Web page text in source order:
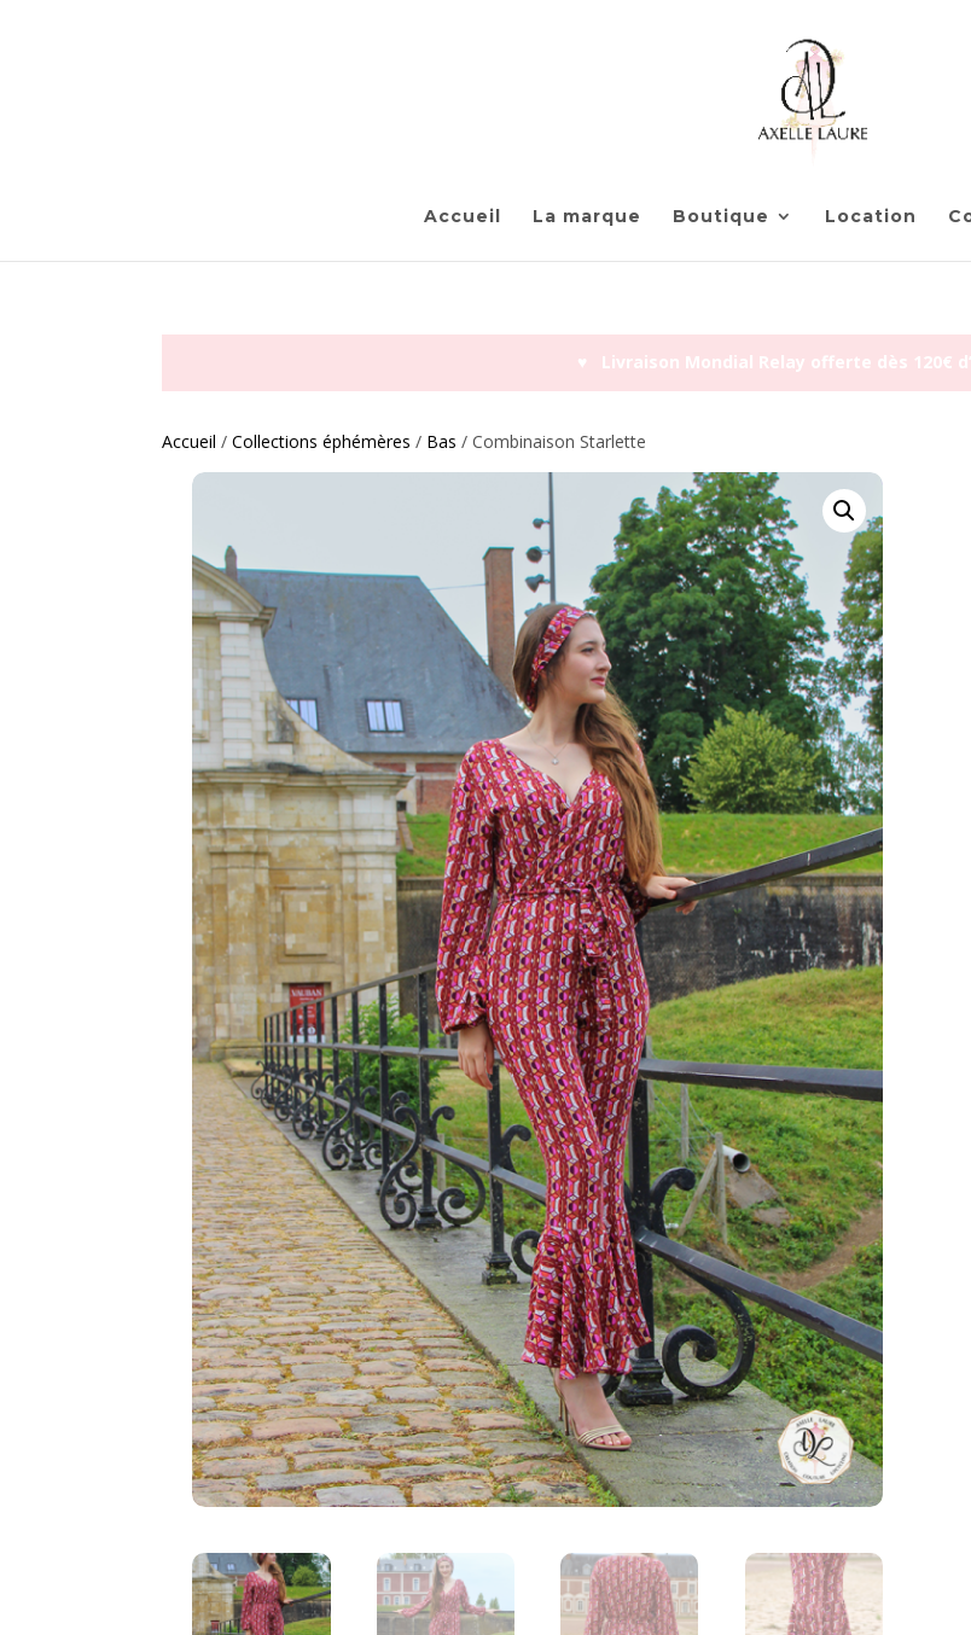
Accueil La marque Boutique Location
♥︎ Livraison Mondial Relay offerte dès 120€
Accueil /Collections éphémères / Bas / Combinaison Starlette